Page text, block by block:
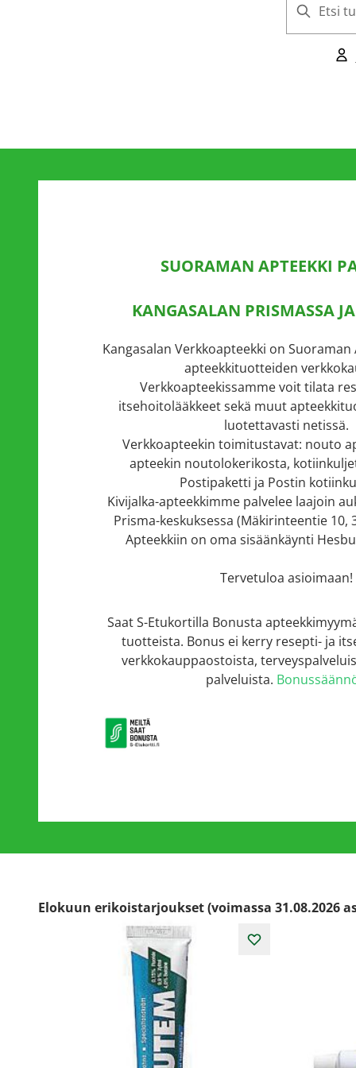
SUORAMAN APTEEKKI
KANGASALAN PRISMASSA
Kangasalan Verkkoapteekki on
apteekkituotteiden
Verkkoapteekissamme voit tilata
itsehoitolääkkeet sekä muut
luotettavasti netissä.
Verkkoapteekin toimitustavat: nouto
apteekin noutolokerikosta,
Postipaketti ja Postin
Kivijalka-apteekkimme palvelee laajoin
Prisma-keskuksessa (Mäkirinteentie 10,
Apteekkiin on oma sisäänkäynti
Tervetuloa asioimaan!
Saat S-Etukortilla Bonusta
tuotteista. Bonus ei kerry resepti- ja
verkkokauppaostoista,
palveluista.
Elokuun erikoistarjoukset (voimassa 31.08.2026